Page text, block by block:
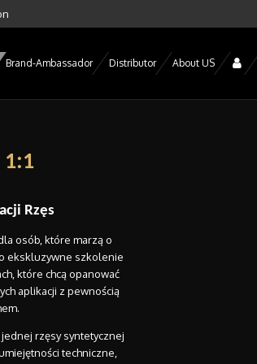
Brand-Ambassador Distributor About US
1:1
Rzęs
osób, które marzą o
ekskluzywne szkolenie
które chcą opanować
aplikacji z pewnością
rzęsy syntetycznej
techniczne,